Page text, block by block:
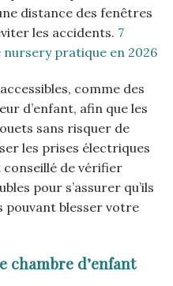
distance des fenêtres
les accidents. 7
pratique en 2026
comme des
d’enfant, afin que les
sans risquer de
les prises électriques
conseillé de vérifier
pour s’assurer qu’ils
pouvant blesser votre
chambre d’enfant